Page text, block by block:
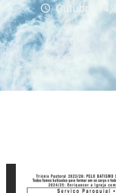
Ligações
Jornal Contacto SVD
Outubro 14,